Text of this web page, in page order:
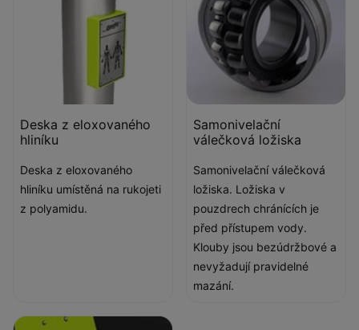
Deska z eloxovaného
hliníku
Deska z eloxovaného
hliníku umístěná na rukojeti
z polyamidu.
Samonivelační
válečková ložiska
Samonivelační válečková
ložiska. Ložiska v
pouzdrech chránících je
před přístupem vody.
Klouby jsou bezúdržbové a
nevyžadují pravidelné
mazání.